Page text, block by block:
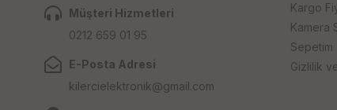
Müşteri Hizmetleri
0212 659 01 95
E-Posta Adresi
kilercielektronik@gmail.com
Kargo
Kamera
Sepetim
Gizlilik